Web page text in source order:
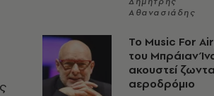
Αθανασιάδης
Το Music For
του Μπράιαν
ακουστεί
αεροδρόμιο